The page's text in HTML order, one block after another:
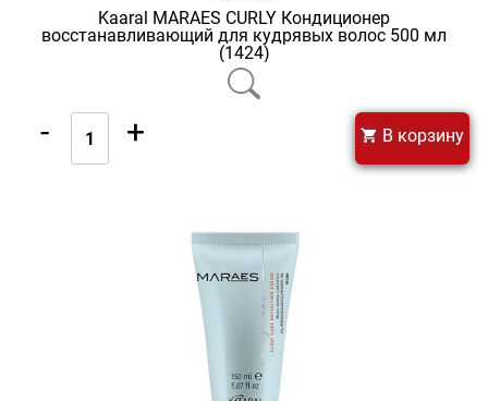
Kaaral MARAES CURLY Кондиционер
восстанавливающий для кудрявых волос 500 мл
(1424)
- + В корзину